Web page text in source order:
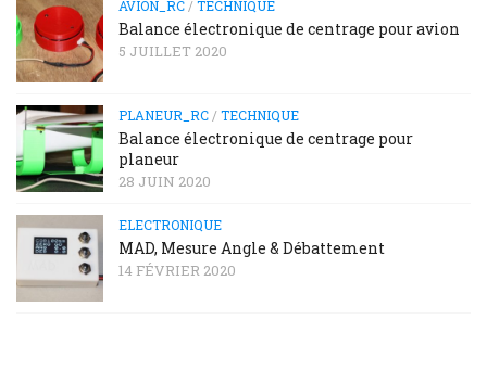
AVION_RC/TECHNIQUE
Balance électronique de centrage pour avion
5 JUILLET 2020
PLANEUR_RC/TECHNIQUE
Balance électronique de centrage pour
planeur
28 JUIN 2020
ELECTRONIQUE
MAD, Mesure Angle & Débattement
14 FÉVRIER 2020